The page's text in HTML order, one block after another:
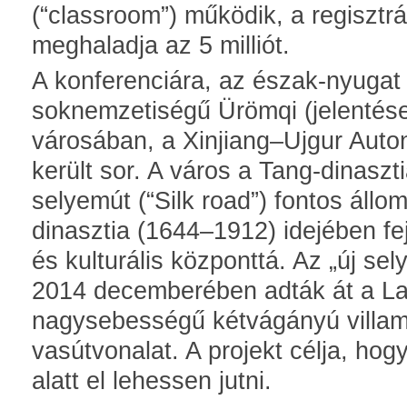
(“classroom”) működik, a
meghaladja az 5 milliót.
A konferenciára, az észak-
soknemzetiségű Ürömqi
városában, a Xinjiang–Ujgur
került sor. A város a Tang-
selyemút (“Silk road”) fontos
dinasztia (1644–1912) idejében
és kulturális központtá. Az „új
2014 decemberében adták át a
nagysebességű kétvágányú
vasútvonalat. A projekt célja,
alatt el lehessen jutni.